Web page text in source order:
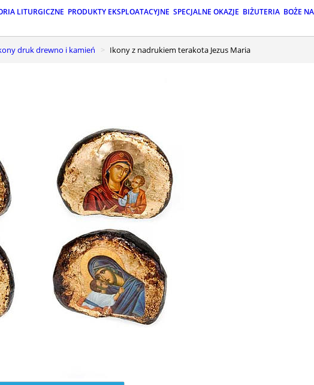
LITURGICZNE PRODUKTY EKSPLOATACYJNE SPECJALNE OKAZJE BIŻUTERIA BOŻE
druk drewno i kamień Ikony z nadrukiem terakota Jezus Maria